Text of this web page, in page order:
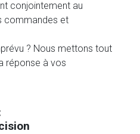
conjointement au
commandes et
? Nous mettons tout
réponse à vos